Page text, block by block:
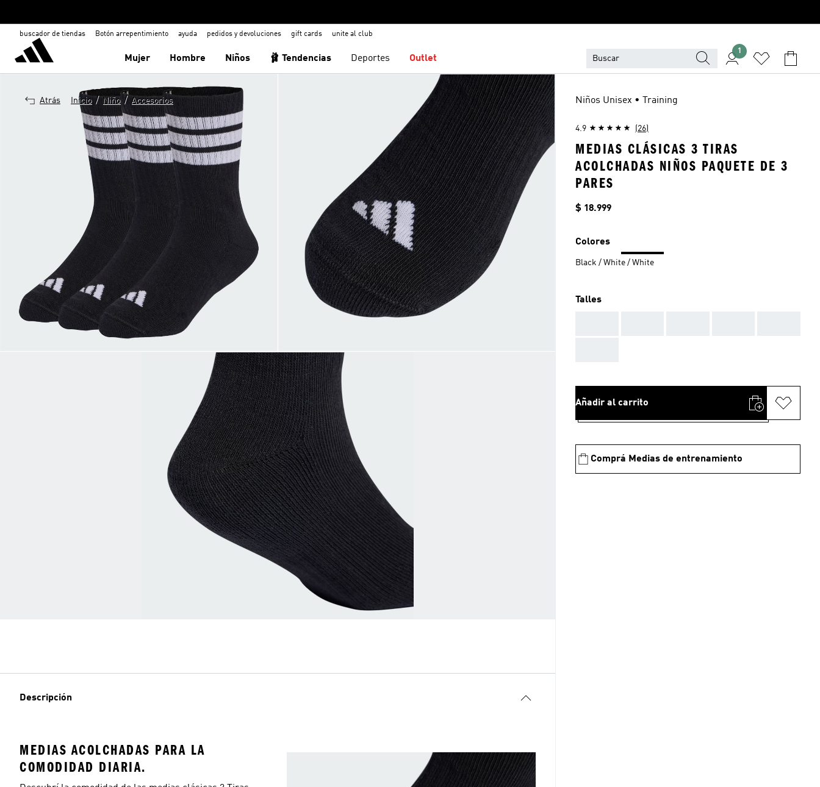
buscador de tiendas Botón arrepentimiento ayuda pedidos y devoluciones gift cards unite al club
Mujer Hombre Niños 🩰 Tendencias Deportes Outlet
1
Atrás Inicio / Niño / Accesorios
Descripción
MEDIAS ACOLCHADAS PARA LA
COMODIDAD DIARIA.
Niños Unisex • Training
4.9 (26)
MEDIAS CLÁSICAS 3 TIRAS
ACOLCHADAS NIÑOS PAQUETE DE 3
PARES
Precio
$ 18.999
Colores
Black / White / White
Talles
Añadir al carrito
Comprá Medias de entrenamiento